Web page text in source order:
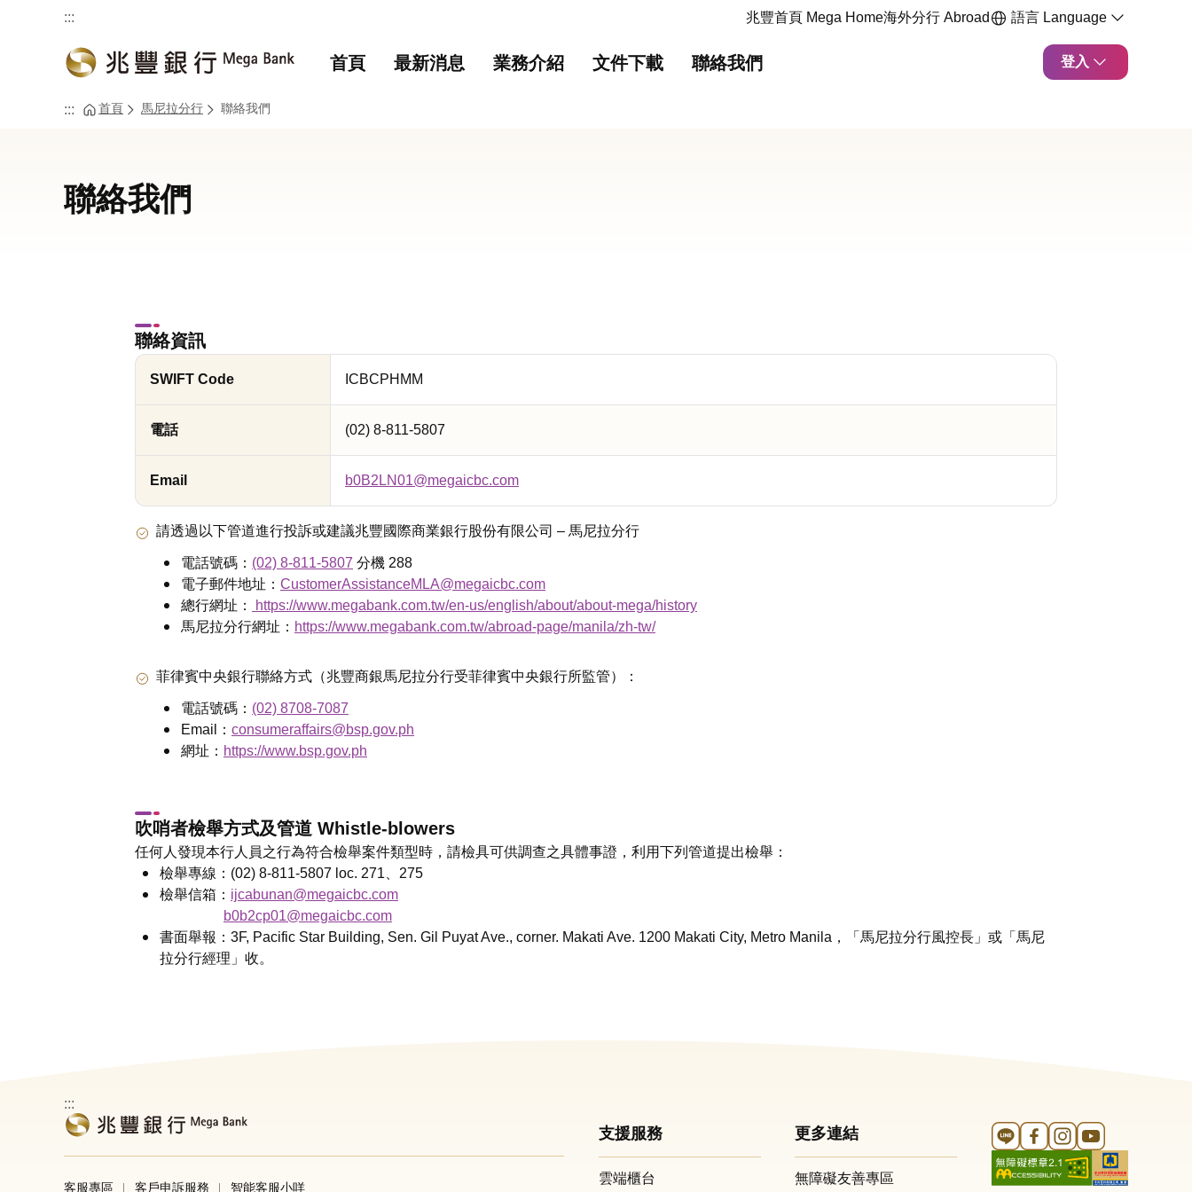
::: 兆豐首頁 Mega Home海外分行 Abroad 語言 Language
首頁 最新消息 業務介紹 文件下載 聯絡我們 登入
::: 首頁 馬尼拉分行 聯絡我們
聯絡我們
聯絡資訊
SWIFT Code ICBCPHMM
電話 (02) 8-811-5807
Email b0B2LN01@megaicbc.com
請透過以下管道進行投訴或建議兆豐國際商業銀行股份有限公司 – 馬尼拉分行
電話號碼： (02) 8-811-5807 分機 288
電子郵件地址： CustomerAssistanceMLA@megaicbc.com
總行網址：
https://www.megabank.com.tw/en-us/english/about/about-mega/history
馬尼拉分行網址： https://www.megabank.com.tw/abroad-page/manila/zh-tw/
菲律賓中央銀行聯絡方式（兆豐商銀馬尼拉分行受菲律賓中央銀行所監管）：
電話號碼： (02) 8708-7087
Email： consumeraffairs@bsp.gov.ph
網址： https://www.bsp.gov.ph
吹哨者檢舉方式及管道 Whistle-blowers
任何人發現本行人員之行為符合檢舉案件類型時，請檢具可供調查之具體事證，利用下列管道提出檢舉：
檢舉專線：(02) 8-811-5807 loc. 271、275
檢舉信箱： ijcabunan@megaicbc.com
b0b2cp01@megaicbc.com
書面舉報：3F, Pacific Star Building, Sen. Gil Puyat Ave., corner. Makati Ave. 1200 Makati City, Metro Manila，「馬尼拉分行風控長」或「馬尼
拉分行經理」收。
:::
客服專區 客戶申訴服務 智能客服小咩
支援服務
雲端櫃台
更多連結
無障礙友善專區
Line 官方帳號
FB 官方帳號
Instagram 官方帳號
YouTube 官方帳號